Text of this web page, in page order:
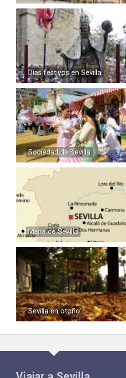
Días festivos en Sevilla
Sociedad de Sevilla
Mapa de Sevilla
Sevilla en otoño